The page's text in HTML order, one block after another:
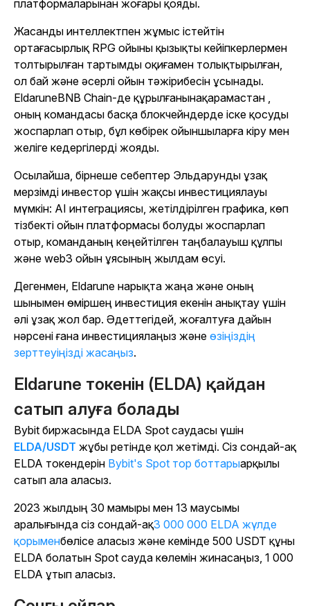
платформаларынан жоғары қояды.
Жасанды интеллектпен жұмыс істейтін
ортағасырлық RPG ойыны қызықты кейіпкерлермен
толтырылған тартымды оқиғамен толықтырылған,
ол бай және әсерлі ойын тәжірибесін ұсынады.
EldaruneBNB Chain-де құрылғанынақарамастан ,
оның командасы басқа блокчейндерде іске қосуды
жоспарлап отыр, бұл көбірек ойыншыларға кіру мен
желіге кедергілерді жояды.
Осылайша, бірнеше себептер Эльдарунды ұзақ
мерзімді инвестор үшін жақсы инвестициялауы
мүмкін: AI интеграциясы, жетілдірілген графика, көп
тізбекті ойын платформасы болуды жоспарлап
отыр, команданың кеңейтілген таңбалауыш құлпы
және web3 ойын ұясының жылдам өсуі.
Дегенмен, Eldarune нарықта жаңа және оның
шынымен өміршең инвестиция екенін анықтау үшін
әлі ұзақ жол бар. Әдеттегідей, жоғалтуға дайын
нәрсені ғана инвестициялаңыз және өзіңіздің
зерттеуіңізді жасаңыз.
Eldarune токенін (ELDA) қайдан
сатып алуға болады
Bybit биржасында ELDA Spot саудасы үшін
ELDA/USDT жұбы ретінде қол жетімді. Сіз сондай-ақ
ELDA токендерін Bybit's Spot тор боттарыарқылы
сатып ала аласыз.
2023 жылдың 30 мамыры мен 13 маусымы
аралығында сіз сондай-ақ3 000 000 ELDA жүлде
қорыменбөлісе аласыз және кемінде 500 USDT құны
ELDA болатын Spot сауда көлемін жинасаңыз, 1 000
ELDA ұтып аласыз.